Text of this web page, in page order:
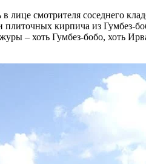
в лице смотрителя соседнего
плиточных кирпича из Гумбез-
– хоть Гумбез-бобо, хоть